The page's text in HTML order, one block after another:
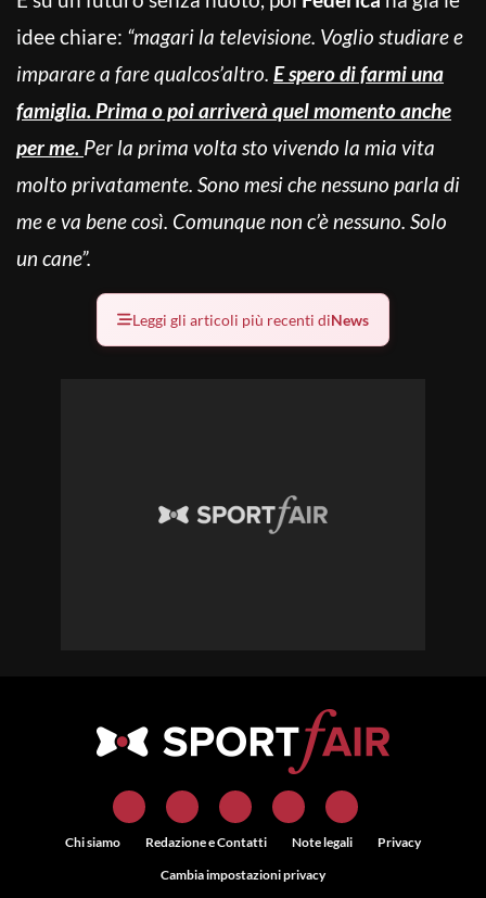
idee chiare: “magari la televisione. Voglio studiare e
imparare a fare qualcos’altro. E spero di farmi una
famiglia. Prima o poi arriverà quel momento anche
per me. Per la prima volta sto vivendo la mia vita
molto privatamente. Sono mesi che nessuno parla di
me e va bene così. Comunque non c’è nessuno. Solo
un cane”.
Leggi gli articoli più recenti diNews
Chi siamo Redazione e Contatti Note legali
Privacy
Cambia impostazioni privacy